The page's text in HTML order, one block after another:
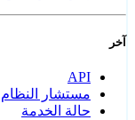
آخر
API
مستشار النظام
حالة الخدمة